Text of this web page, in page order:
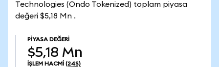
Technologies (Ondo Tokenized) toplam piyasa
değeri $5,18 Mn .
PIYASA DEĞERI
$5,18 Mn
İŞLEM HACMI (24S)